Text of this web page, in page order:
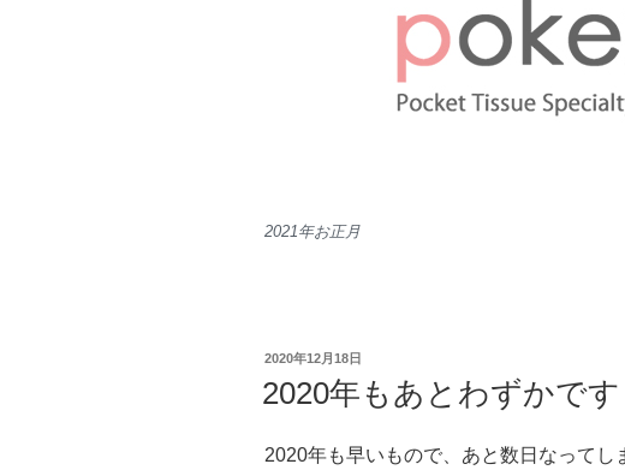
2021年お正月
投
日:
2020年12月18日
2020年もあとわずかです
2020年も早いもので、あと数日なってし